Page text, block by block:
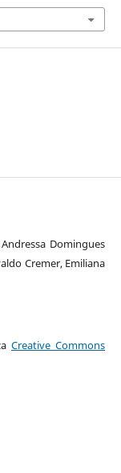
Domingues
Cremer, Emiliana
Creative Commons